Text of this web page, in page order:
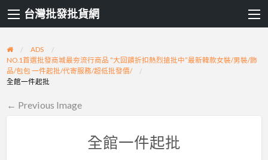
台灣批發批貨網
ADS
NO.1首選批發商城最夯流行商品 “大回饋折扣熱烈搶批中”最新韓款女裝/男裝/飾
品/包包 一件起批/代寄服務/超低批發價/
全館一件起批
← Previous Image
全館一件起批